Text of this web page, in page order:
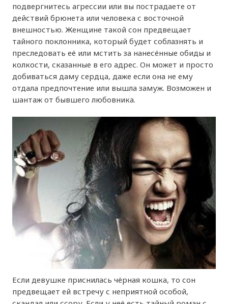
подвергнитесь агрессии или вы пострадаете от
действий брюнета или человека с восточной
внешностью. Женщине такой сон предвещает
тайного поклонника, который будет соблазнять и
преследовать её или мстить за нанесённые обиды и
колкости, сказанные в его адрес. Он может и просто
добиваться даму сердца, даже если она не ему
отдала предпочтение или вышла замуж. Возможен и
шантаж от бывшего любовника.
Если девушке приснилась чёрная кошка, то сон
предвещает ей встречу с неприятной особой,